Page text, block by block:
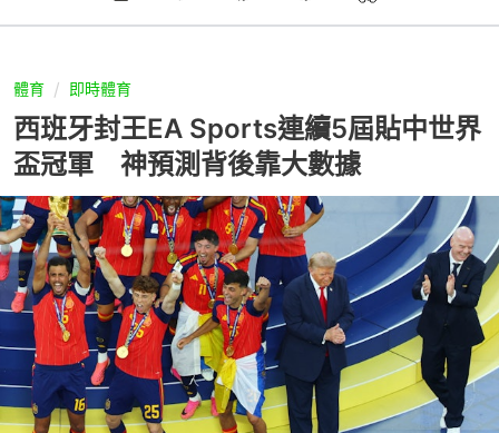
體育 即時體育
西班牙封王EA Sports連續5屆貼中世界
盃冠軍 神預測背後靠大數據